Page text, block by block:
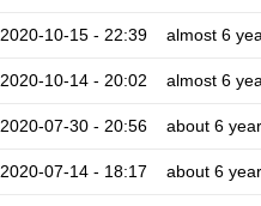
2020-10-15 - 22:39 almost 6
2020-10-14 - 20:02 almost 6
2020-07-30 - 20:56 about 6
2020-07-14 - 18:17 about 6